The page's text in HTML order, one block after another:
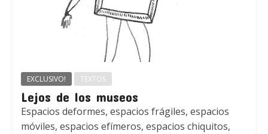
EXCLUSIVO! TEXTOS
Lejos de los museos
Espacios deformes, espacios frágiles, espacios
móviles, espacios efímeros, espacios chiquitos,